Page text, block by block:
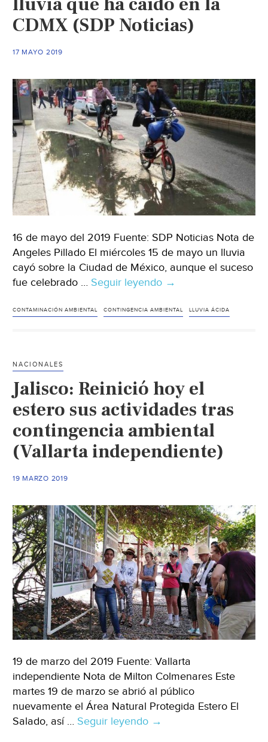
CDMX (SDP Noticias)
17 MAYO 2019
16 de mayo del 2019 Fuente: SDP Noticias Nota de
Angeles Pillado El miércoles 15 de mayo un lluvia
cayó sobre la Ciudad de México, aunque el suceso
fue celebrado … Seguir leyendo Así
el
lluvia
que
ha
caído
en
Noticias)
→
CONTAMINACIÓN AMBIENTAL CONTINGENCIA AMBIENTAL LLUVIA ÁCIDA
NACIONALES
Jalisco: Reinició hoy el
estero sus actividades tras
contingencia ambiental
(Vallarta independiente)
19 MARZO 2019
19 de marzo del 2019 Fuente: Vallarta
independiente Nota de Milton Colmenares Este
martes 19 de marzo se abrió al público
nuevamente el Área Natural Protegida Estero El
Salado, así … Seguir leyendo Jalisco:
→